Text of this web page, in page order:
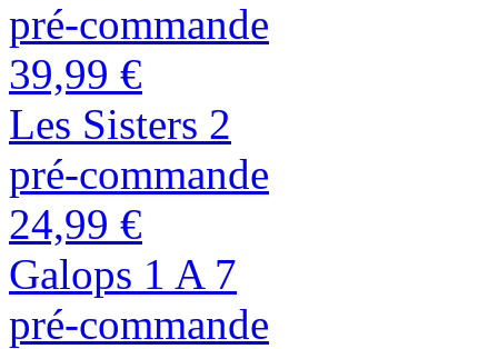
pré-commande
39,99 €
Les Sisters 2
pré-commande
24,99 €
Galops 1 A 7
pré-commande